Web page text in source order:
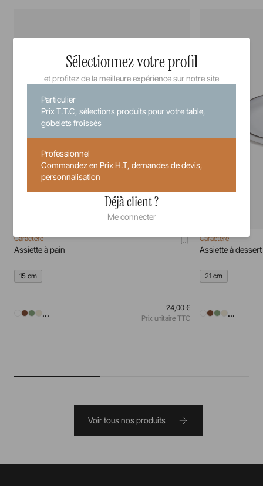
Caractère
Assiette à pain
15 cm
...
24,00 €
Prix unitaire TTC
Caractère
Assiette à dessert
21 cm
...
Voir tous nos produits
Sélectionnez votre profil
et profitez de la meilleure expérience sur notre site
Particulier
Prix T.T.C, sélections produits pour votre table,
gobelets froissés
Professionnel
Commandez en Prix H.T, demandes de devis,
personnalisation
Déjà client ?
Me connecter